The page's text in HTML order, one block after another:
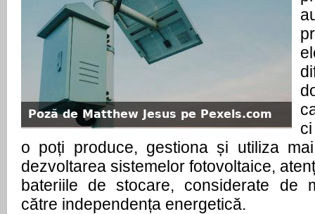
Poză de Matthew Jesus pe Pexels.com
o poți produce, gestiona și utiliza
dezvoltarea sistemelor fotovoltaice,
bateriile de stocare, considerate de
către independența energetică.